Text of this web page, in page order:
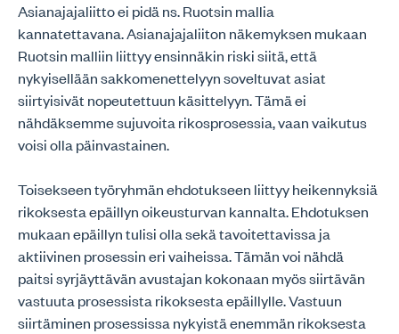
Asianajajaliitto ei pidä ns. Ruotsin mallia
kannatettavana. Asianajajaliiton näkemyksen mukaan
Ruotsin malliin liittyy ensinnäkin riski siitä, että
nykyisellään sakkomenettelyyn soveltuvat asiat
siirtyisivät nopeutettuun käsittelyyn. Tämä ei
nähdäksemme sujuvoita rikosprosessia, vaan vaikutus
voisi olla päinvastainen.
Toisekseen työryhmän ehdotukseen liittyy heikennyksiä
rikoksesta epäillyn oikeusturvan kannalta. Ehdotuksen
mukaan epäillyn tulisi olla sekä tavoitettavissa ja
aktiivinen prosessin eri vaiheissa. Tämän voi nähdä
paitsi syrjäyttävän avustajan kokonaan myös siirtävän
vastuuta prosessista rikoksesta epäillylle. Vastuun
siirtäminen prosessissa nykyistä enemmän rikoksesta